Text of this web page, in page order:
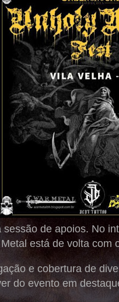
de apoios. No
está de volta com
e cobertura de
do evento em